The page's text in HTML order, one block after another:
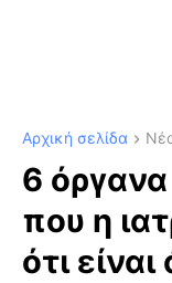
Αρχική σελίδα
6
που η
ότι